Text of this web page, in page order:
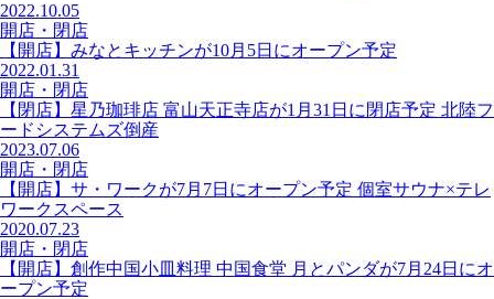
2022.10.05
開店・閉店
【開店】みなとキッチンが10月5日にオープン予定
2022.01.31
開店・閉店
【閉店】星乃珈琲店 富山天正寺店が1月31日に閉店予定 北陸フ
ードシステムズ倒産
2023.07.06
開店・閉店
【開店】サ・ワークが7月7日にオープン予定 個室サウナ×テレ
ワークスペース
2020.07.23
開店・閉店
【開店】創作中国小皿料理 中国食堂 月とパンダが7月24日にオ
ープン予定